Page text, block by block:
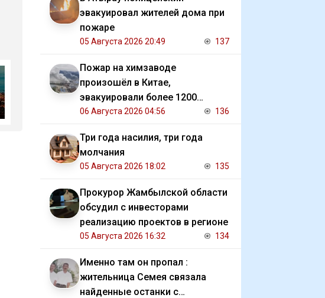
эвакуировал жителей дома при
пожаре
05 Августа 2026 20:49 137
Пожар на химзаводе
произошёл в Китае,
эвакуировали более 1200
человек
06 Августа 2026 04:56 136
Три года насилия, три года
молчания
05 Августа 2026 18:02 135
Прокурор Жамбылской области
обсудил с инвесторами
реализацию проектов в регионе
05 Августа 2026 16:32 134
Именно там он пропал :
жительница Семея связала
найденные останки с